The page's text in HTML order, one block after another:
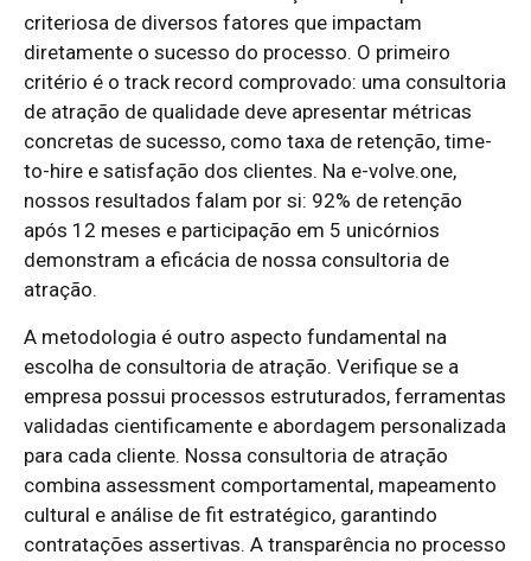
criteriosa de diversos fatores que impactam
diretamente o sucesso do processo. O primeiro
critério é o track record comprovado: uma consultoria
de atração de qualidade deve apresentar métricas
concretas de sucesso, como taxa de retenção, time-
to-hire e satisfação dos clientes. Na e-volve.one,
nossos resultados falam por si: 92% de retenção
após 12 meses e participação em 5 unicórnios
demonstram a eficácia de nossa consultoria de
atração.
A metodologia é outro aspecto fundamental na
escolha de consultoria de atração. Verifique se a
empresa possui processos estruturados, ferramentas
validadas cientificamente e abordagem personalizada
para cada cliente. Nossa consultoria de atração
combina assessment comportamental, mapeamento
cultural e análise de fit estratégico, garantindo
contratações assertivas. A transparência no processo